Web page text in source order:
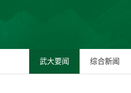
武大要闻 综合新闻